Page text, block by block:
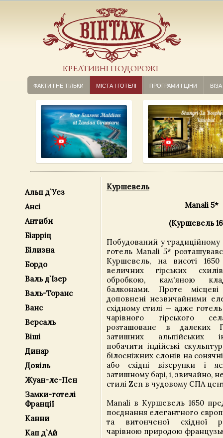
КРЕАТИВНІ ПОДОРОЖІ
ФАКТИ І НЕ ТІЛЬКИ МІСТА І ГОТЕЛІ ПРОГРАМИ І ЦІНИ ВІЗА
Альп д`Уез
Ансі
Антиби
Біарріц
Білизна
Бордо
Валь д`Ізер
Валь-Торанс
Ванс
Версаль
Віші
Динар
Довіль
Жуан-ле-Пен
Замки-готелі
Франції
Канни
Кап д`Ай
Куршевель
Manali 5*
(Куршевель
Побудований у традиційному
готель Manali 5*
Куршевель, на висоті
величних гірських
обробкою, кам'яною
балконами. Проте
доповнені незвичайними
східному стилі — адже
чарівного гірського
розташоване в далеких
затишних альпійських
побачити індійські
білосніжних слонів на
або східні візерунки і
затишному барі, і, звичайно,
стилі Zen в чудовому СПА
Manali в Куршевель 1650
поєднання елегантного
та витонченої східної
чарівною природою